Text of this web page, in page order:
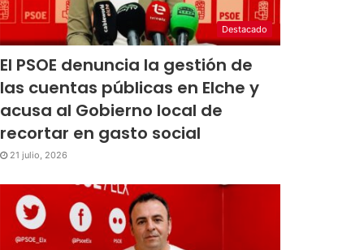
Destacado
El PSOE denuncia la gestión de
las cuentas públicas en Elche y
acusa al Gobierno local de
recortar en gasto social
21 julio, 2026